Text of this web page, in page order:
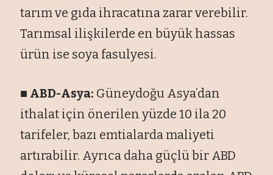
tarım ve gıda ihracatına zarar verebilir.
Tarımsal ilişkilerde en büyük hassas
ürün ise soya fasulyesi.
■ ABD-Asya: Güneydoğu Asya’dan
ithalat için önerilen yüzde 10 ila 20
tarifeler, bazı emtialarda maliyeti
artırabilir. Ayrıca daha güçlü bir ABD